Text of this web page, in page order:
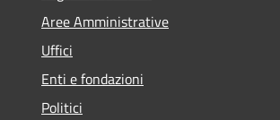
Aree Amministrative
Uffici
Enti e fondazioni
Politici